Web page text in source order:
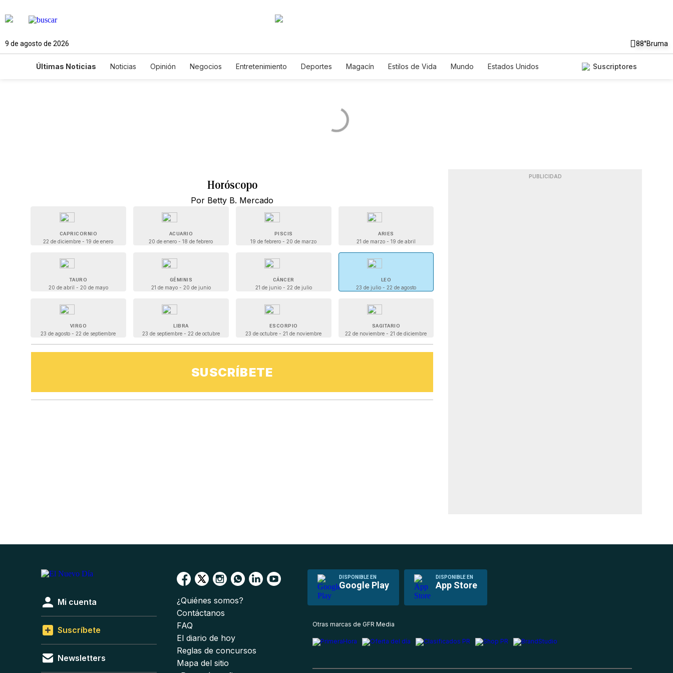
9 de agosto de 2026 88°Bruma
Últimas Noticias Noticias Opinión Negocios Entretenimiento Deportes Magacín Estilos de Vida Mundo
Estados Unidos
Suscriptores
Horóscopo
Por Betty B. Mercado
CAPRICORNIO
22 de diciembre - 19 de enero
ACUARIO
20 de enero - 18 de febrero
PISCIS
19 de febrero - 20 de marzo
ARIES
21 de marzo - 19 de abril
TAURO
20 de abril - 20 de mayo
GÉMINIS
21 de mayo - 20 de junio
CÁNCER
21 de junio - 22 de julio
LEO
23 de julio - 22 de agosto
VIRGO
23 de agosto - 22 de septiembre
LIBRA
23 de septiembre - 22 de octubre
ESCORPIO
23 de octubre - 21 de noviembre
SAGITARIO
22 de noviembre - 21 de diciembre
SUSCRÍBETE
PUBLICIDAD
DISPONIBLE EN
Google Play
DISPONIBLE EN
App Store
Mi cuenta
Suscríbete
Newsletters
¿Quiénes somos?
Contáctanos
FAQ
El diario de hoy
Reglas de concursos
Mapa del sitio
Otras marcas de GFR Media